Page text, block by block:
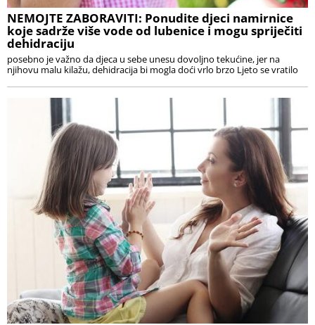
NEMOJTE ZABORAVITI: Ponudite djeci namirnice
koje sadrže više vode od lubenice i mogu spriječiti
dehidraciju
posebno je važno da djeca u sebe unesu dovoljno tekućine, jer na
njihovu malu kilažu, dehidracija bi mogla doći vrlo brzo Ljeto se vratilo